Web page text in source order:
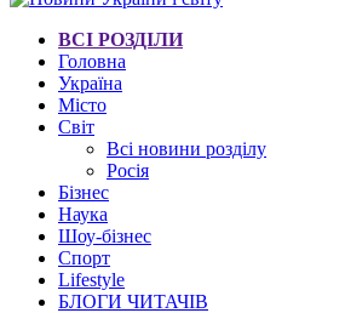
ВСІ РОЗДІЛИ
Головна
Україна
Місто
Світ
Всі новини розділу
Росія
Бізнес
Наука
Шоу-бізнес
Спорт
Lifestyle
БЛОГИ ЧИТАЧІВ